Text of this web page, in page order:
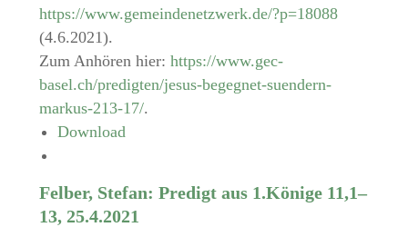
https://www.gemeindenetzwerk.de/?p=18088
(4.6.2021).
Zum Anhören hier: https://www.gec-
basel.ch/predigten/jesus-begegnet-suendern-
markus-213-17/.
Download
Felber, Stefan: Predigt aus 1.Könige 11,1–
13, 25.4.2021